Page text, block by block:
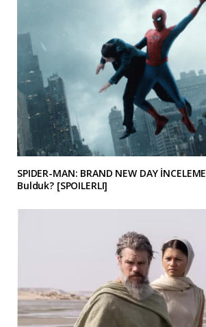
SPIDER-MAN: BRAND NEW DAY
Bulduk? [SPOILERLI]